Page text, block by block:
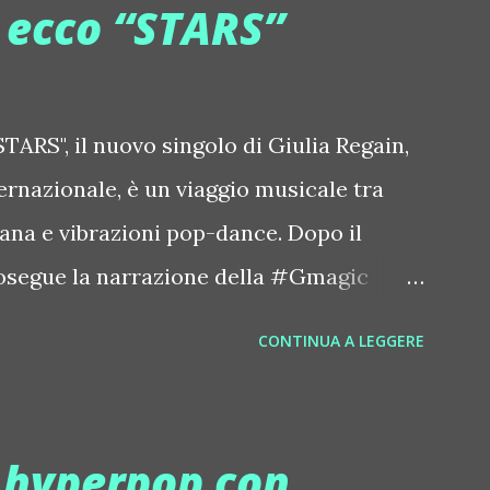
metroarea Deian ::
Dixon ::
Jon Hopkins ::
“STARS”
il nuovo singolo di Giulia Regain,
è un viaggio musicale tra
e vibrazioni pop-dance. Dopo il
la narrazione della #Gmagic
CONTINUA A LEGGERE